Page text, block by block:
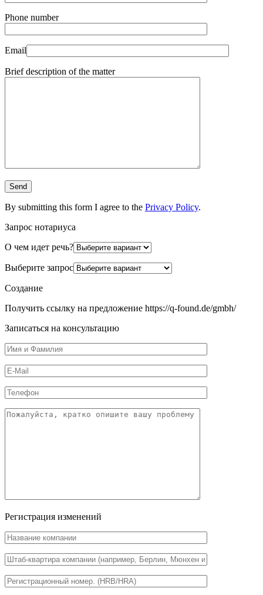
Phone number
Email
Brief description of the matter
By submitting this form I agree to the Privacy Policy.
Запрос нотариуса
О чем идет речь?
Выберите запрос
Создание
Получить ссылку на предложение https://q-found.de/gmbh/
Записаться на консультацию
Регистрация изменений